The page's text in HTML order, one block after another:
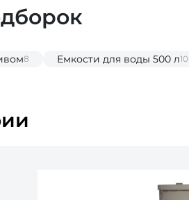
8 Емкости для воды 500 л10